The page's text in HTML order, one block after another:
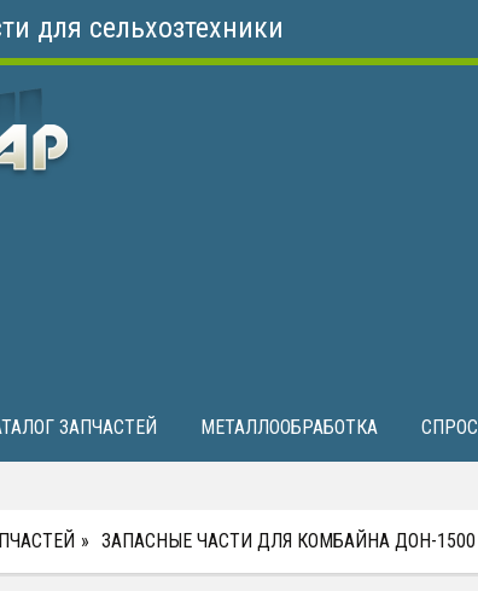
для сельхозтехники
ЗАПЧАСТЕЙ МЕТАЛЛООБРАБОТКА СПРОС
ЗАПАСНЫЕ ЧАСТИ ДЛЯ КОМБАЙНА ДОН-1500